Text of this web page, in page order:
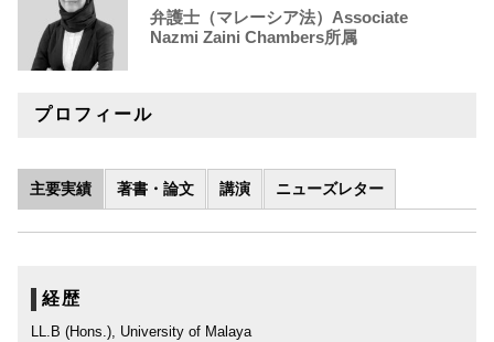
弁護士（マレーシア法）Associate
Nazmi Zaini Chambers所属
プロフィール
主要実績 著書・論文 講演 ニューズレター
経歴
LL.B (Hons.), University of Malaya